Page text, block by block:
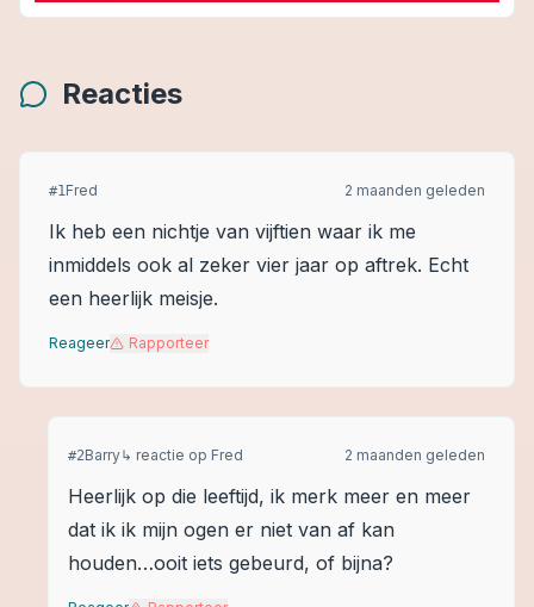
Reacties
#1Fred 2 maanden geleden
Ik heb een nichtje van vijftien waar ik me
inmiddels ook al zeker vier jaar op aftrek. Echt
een heerlijk meisje.
Reageer Rapporteer
#2Barry↳ reactie op Fred 2 maanden geleden
Heerlijk op die leeftijd, ik merk meer en meer
dat ik ik mijn ogen er niet van af kan
houden…ooit iets gebeurd, of bijna?